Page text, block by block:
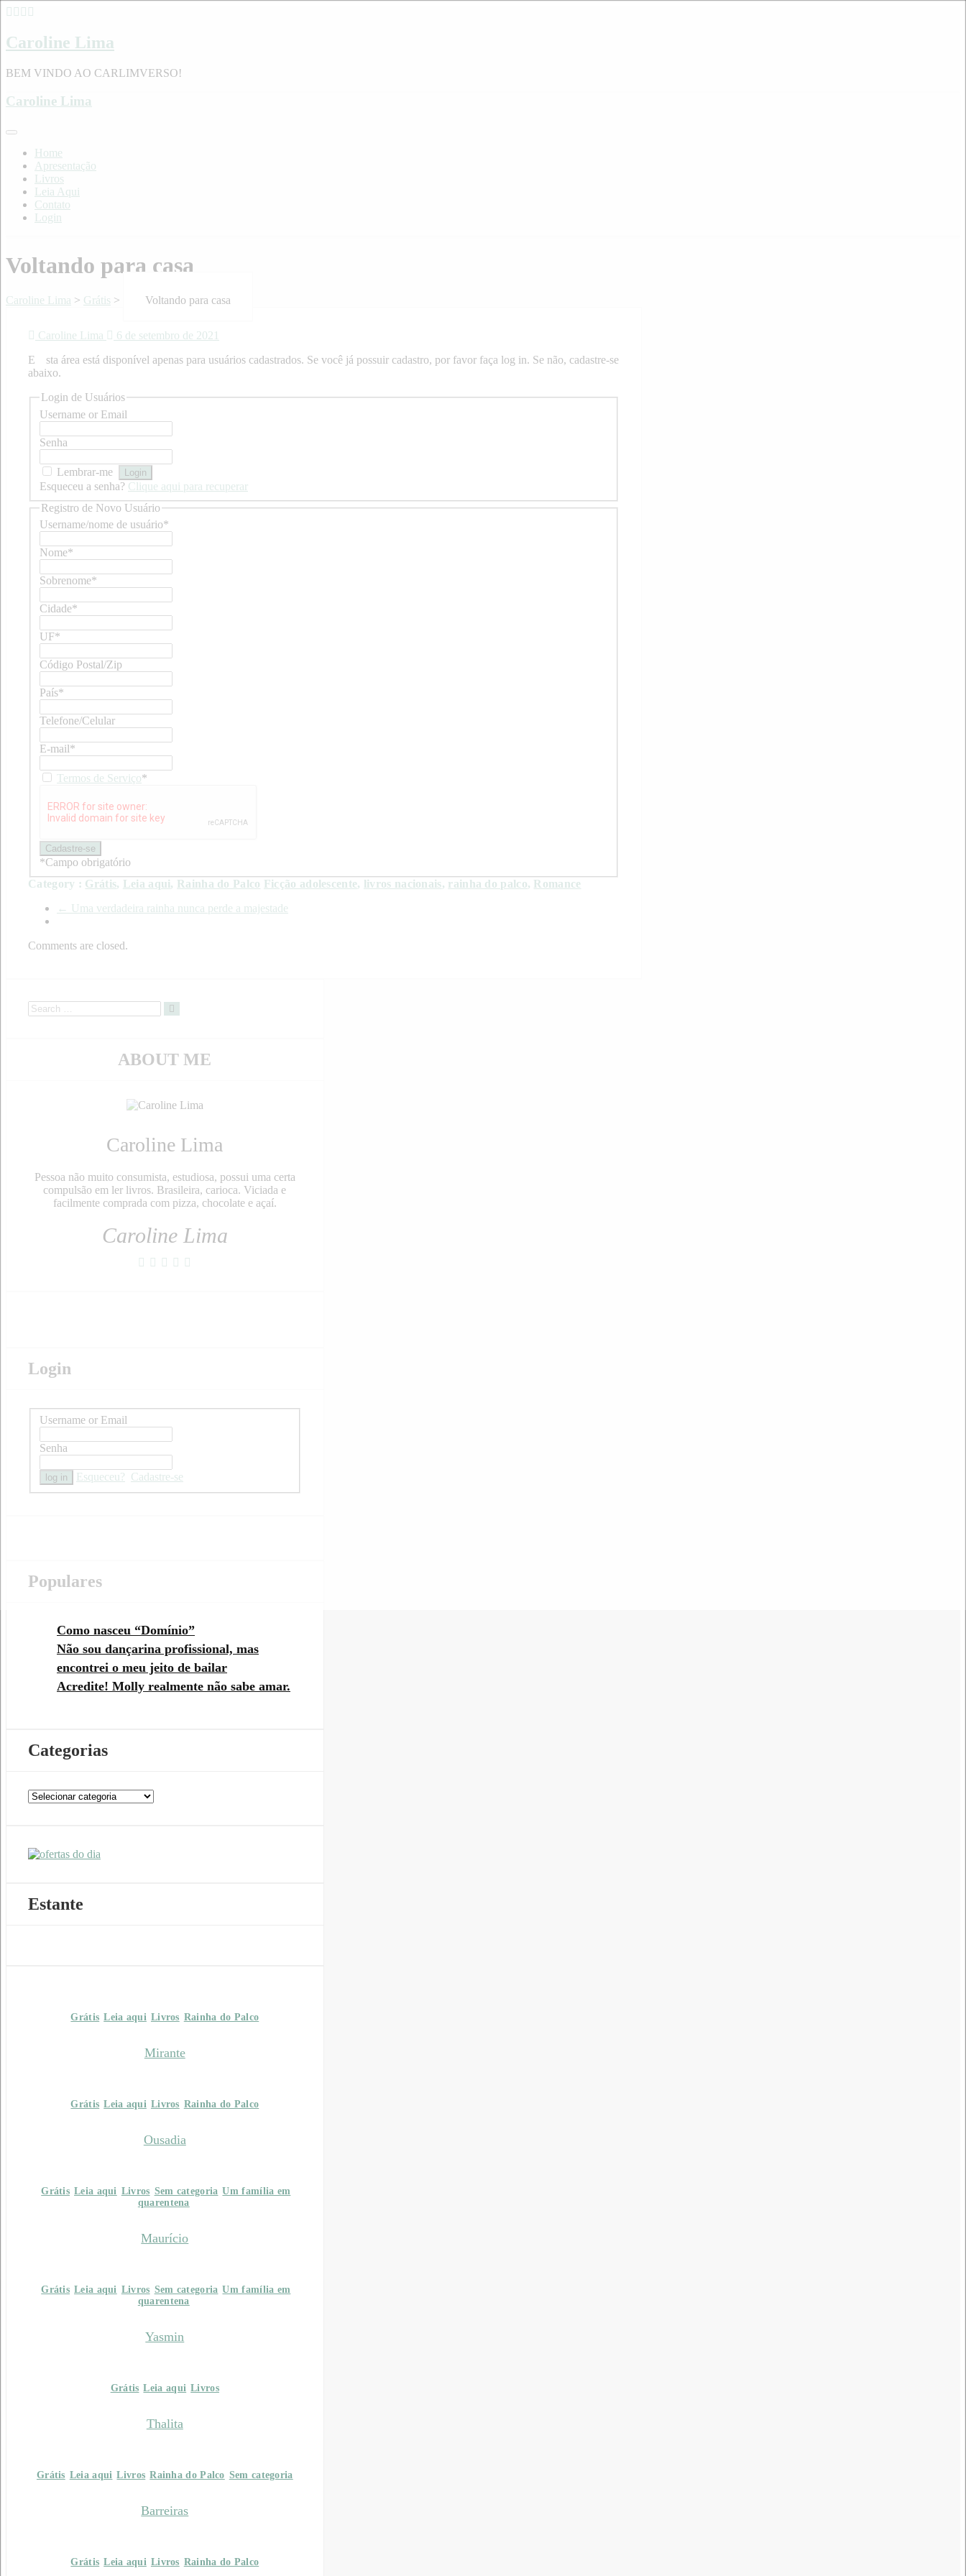
Skip
content
Caroline Lima
BEM VINDO AO CARLIMVERSO!
Caroline Lima
Home
Apresentação
Livros
Leia Aqui
Contato
Login
Voltando para casa
Caroline Lima > Grátis > Voltando para casa
Caroline Lima
6 de setembro de 2021
Esta área está disponível apenas para usuários cadastrados. Se você já possuir cadastro, por favor faça log in. Se não, cadastre-se
abaixo.
Login de Usuários
Username or Email
Senha
Lembrar-me
Esqueceu a senha? Clique aqui para recuperar
Registro de Novo Usuário
Username/nome de usuário*
Nome*
Sobrenome*
Cidade*
UF*
Código Postal/Zip
País*
Telefone/Celular
E-mail*
Termos de Serviço*
*Campo obrigatório
Category : Grátis, Leia aqui, Rainha do Palco Ficção adolescente, livros nacionais, rainha do palco, Romance
← Uma verdadeira rainha nunca perde a majestade
Comments are closed.
ABOUT ME
Caroline Lima
Pessoa não muito consumista, estudiosa, possui uma certa
compulsão em ler livros. Brasileira, carioca. Viciada e
facilmente comprada com pizza, chocolate e açaí.
Caroline Lima
Login
Username or Email
Senha
Esqueceu? Cadastre-se
Populares
Como nasceu “Domínio”
Não sou dançarina profissional, mas
encontrei o meu jeito de bailar
Acredite! Molly realmente não sabe amar.
Categorias
Categorias
Estante
Grátis Leia aqui Livros Rainha do Palco
Mirante
Grátis Leia aqui Livros Rainha do Palco
Ousadia
Grátis Leia aqui Livros Sem categoria Um família em
quarentena
Maurício
Grátis Leia aqui Livros Sem categoria Um família em
quarentena
Yasmin
Grátis Leia aqui Livros
Thalita
Grátis Leia aqui Livros Rainha do Palco Sem categoria
Barreiras
Grátis Leia aqui Livros Rainha do Palco